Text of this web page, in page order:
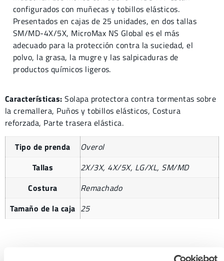
configurados con muñecas y tobillos elásticos.
Presentados en cajas de 25 unidades, en dos tallas
SM/MD-4X/5X, MicroMax NS Global es el más
adecuado para la protección contra la suciedad, el
polvo, la grasa, la mugre y las salpicaduras de
productos químicos ligeros.
Características:Solapa protectora contra tormentas sobre
la cremallera, Puños y tobillos elásticos, Costura
reforzada, Parte trasera elástica.
Tipo de prenda
Overol
Tallas
2X/3X, 4X/5X, LG/XL, SM/MD
Costura
Remachado
Tamaño de la caja 25